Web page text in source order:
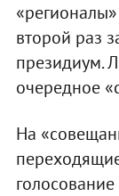
второй раз
президиум.
очередное
На